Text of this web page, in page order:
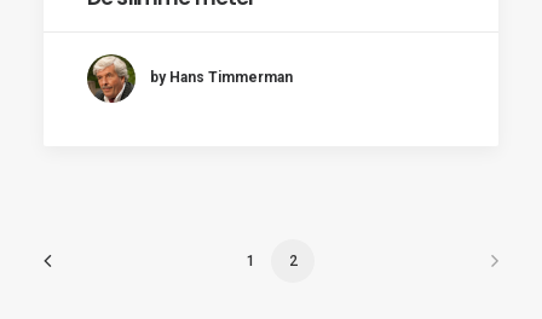
by Hans Timmerman
1 2